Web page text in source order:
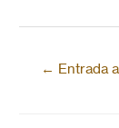
← Entrada